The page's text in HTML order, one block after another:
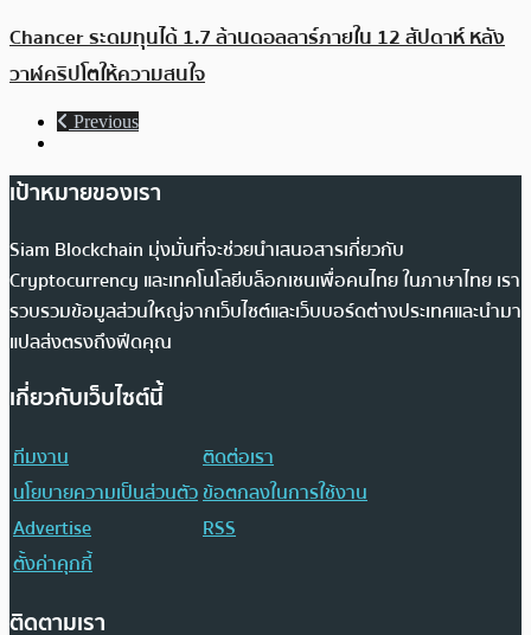
Chancer ระดมทุนได้ 1.7 ล้านดอลลาร์ภายใน 12 สัปดาห์ หลัง
วาฬคริปโตให้ความสนใจ
Previous
เป้าหมายของเรา
Siam Blockchain มุ่งมั่นที่จะช่วยนำเสนอสารเกี่ยวกับ
Cryptocurrency และเทคโนโลยีบล็อกเชนเพื่อคนไทย ในภาษาไทย เรา
รวบรวมข้อมูลส่วนใหญ่จากเว็บไซต์และเว็บบอร์ดต่างประเทศและนำมา
แปลส่งตรงถึงฟีดคุณ
เกี่ยวกับเว็บไซต์นี้
ทีมงาน
ติดต่อเรา
นโยบายความเป็นส่วนตัวข้อตกลงในการใช้งาน
Advertise
RSS
ตั้งค่าคุกกี้
ติดตามเรา